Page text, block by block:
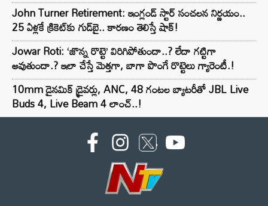
John Turner Retirement: ఇంగ్లండ్ స్టార్ సంచలన నిర్ణయం..
25 ఏళ్లకే క్రికెట్‌కు గుడ్‌బై.. కారణం తెలిస్తే షాక్!
Jowar Roti: ‘జొన్న రొట్టె’ విరిగిపోతుందా..? లేదా గట్టిగా
అవుతుందా.? ఇలా చేస్తే మెత్తగా, బాగా పొంగే రొట్టెలు గ్యారెంటీ.!
10mm డైనమిక్ డ్రైవర్లు, ANC, 48 గంటల బ్యాటరీతో JBL Live
Buds 4, Live Beam 4 లాంచ్..!